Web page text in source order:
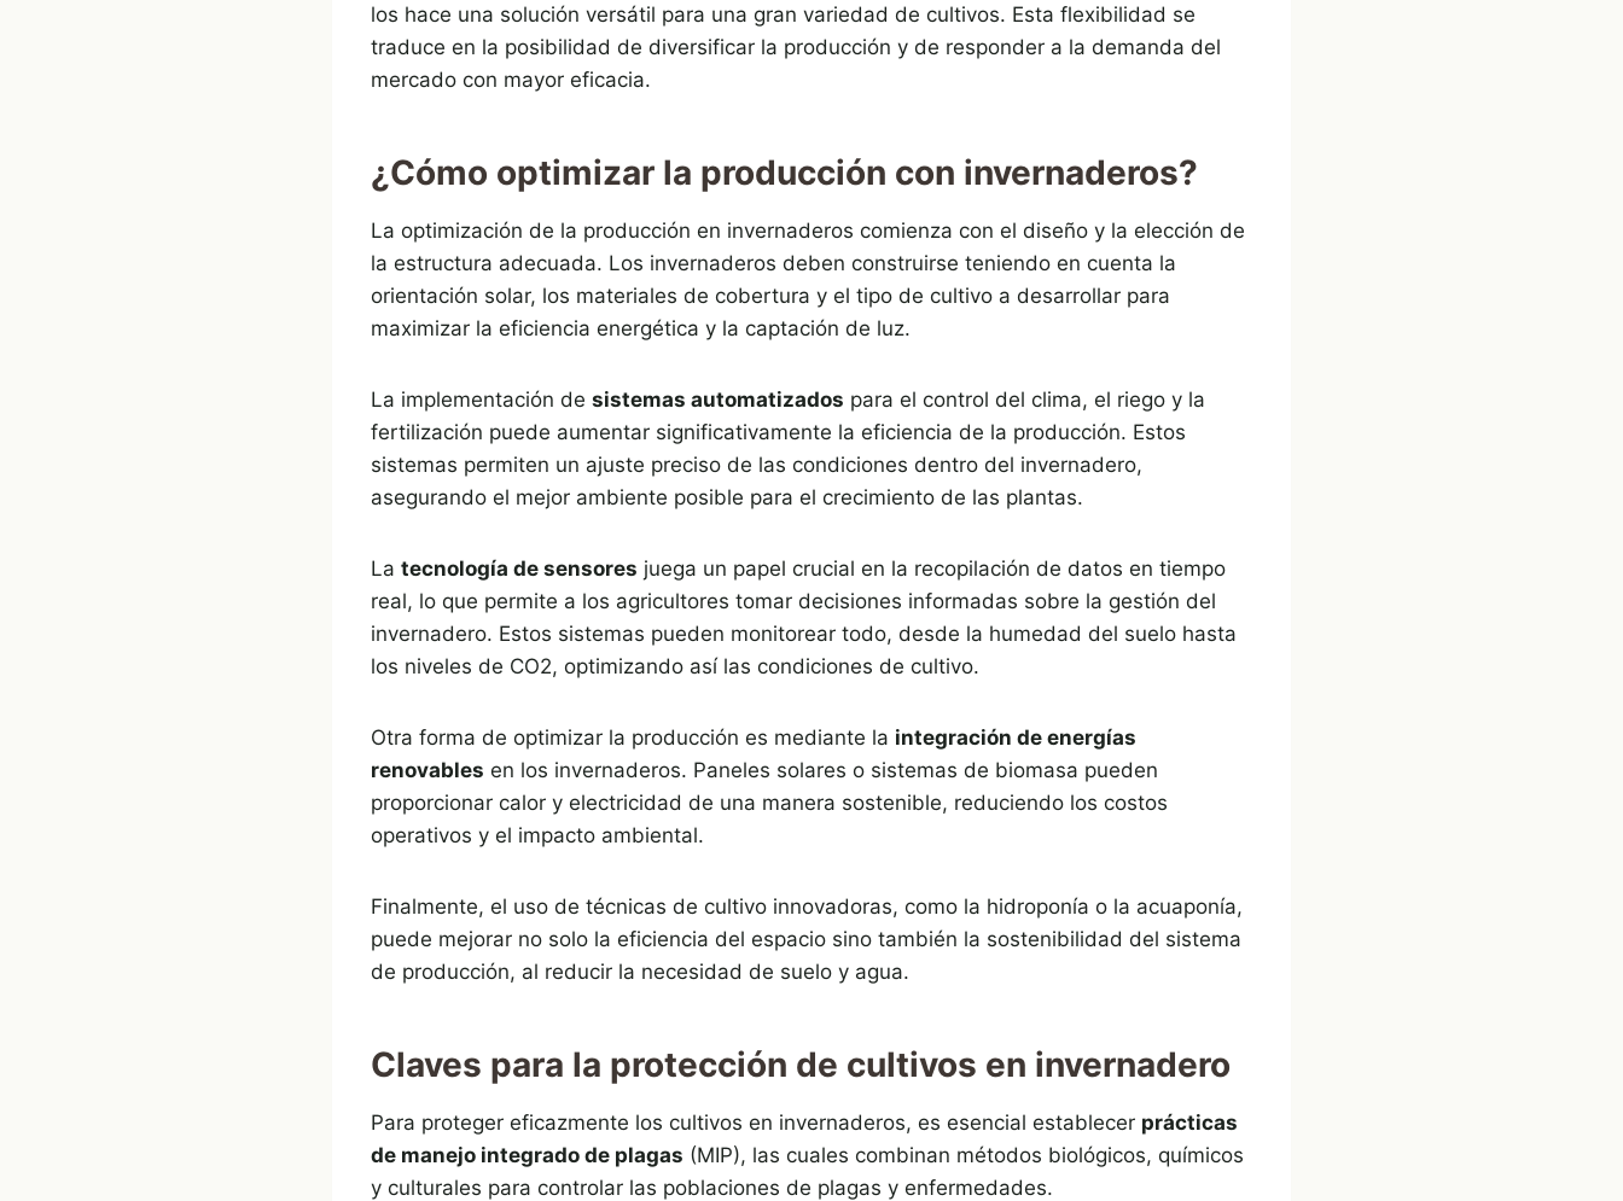
los hace una solución versátil para una gran variedad de cultivos. Esta flexibilidad se
traduce en la posibilidad de diversificar la producción y de responder a la demanda del
mercado con mayor eficacia.
¿Cómo optimizar la producción con invernaderos?
La optimización de la producción en invernaderos comienza con el diseño y la elección de
la estructura adecuada. Los invernaderos deben construirse teniendo en cuenta la
orientación solar, los materiales de cobertura y el tipo de cultivo a desarrollar para
maximizar la eficiencia energética y la captación de luz.
La implementación de sistemas automatizados para el control del clima, el riego y la
fertilización puede aumentar significativamente la eficiencia de la producción. Estos
sistemas permiten un ajuste preciso de las condiciones dentro del invernadero,
asegurando el mejor ambiente posible para el crecimiento de las plantas.
La tecnología de sensores juega un papel crucial en la recopilación de datos en tiempo
real, lo que permite a los agricultores tomar decisiones informadas sobre la gestión del
invernadero. Estos sistemas pueden monitorear todo, desde la humedad del suelo hasta
los niveles de CO2, optimizando así las condiciones de cultivo.
Otra forma de optimizar la producción es mediante la integración de energías
renovables en los invernaderos. Paneles solares o sistemas de biomasa pueden
proporcionar calor y electricidad de una manera sostenible, reduciendo los costos
operativos y el impacto ambiental.
Finalmente, el uso de técnicas de cultivo innovadoras, como la hidroponía o la acuaponía,
puede mejorar no solo la eficiencia del espacio sino también la sostenibilidad del sistema
de producción, al reducir la necesidad de suelo y agua.
Claves para la protección de cultivos en invernadero
Para proteger eficazmente los cultivos en invernaderos, es esencial establecer prácticas
de manejo integrado de plagas (MIP), las cuales combinan métodos biológicos, químicos
y culturales para controlar las poblaciones de plagas y enfermedades.